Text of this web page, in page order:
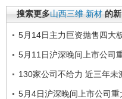
搜索更多山西三维 新材 的新
5月14日主力巨资抛售四大
5月11日沪深晚间上市公司
130家公司不给力 近三年未
5月4日沪深晚间上市公司重